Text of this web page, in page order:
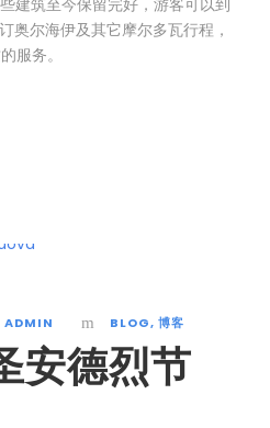
建筑至今保留完好，游客可以到
尔海伊及其它摩尔多瓦行程，
服务。
ADMIN BLOG, 博客
安德烈节